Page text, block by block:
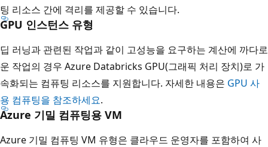
팅 리소스 간에 격리를 제공할 수 있습니다.
GPU 인스턴스 유형
딥 러닝과 관련된 작업과 같이 고성능을 요구하는 계산에 까다로
운 작업의 경우 Azure Databricks GPU(그래픽 처리 장치)로 가
속화되는 컴퓨팅 리소스를 지원합니다. 자세한 내용은 GPU 사
용 컴퓨팅을 참조하세요.
Azure 기밀 컴퓨팅용 VM
Azure 기밀 컴퓨팅 VM 유형은 클라우드 운영자를 포함하여 사